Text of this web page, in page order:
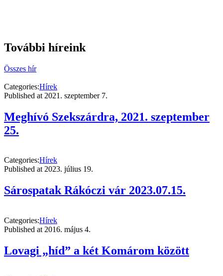
További híreink
Összes hír
Categories:Hírek
Published at 2021. szeptember 7.
Meghívó Szekszárdra, 2021. szeptember
25.
Categories:Hírek
Published at 2023. július 19.
Sárospatak Rákóczi vár 2023.07.15.
Categories:Hírek
Published at 2016. május 4.
Lovagi „híd” a két Komárom között